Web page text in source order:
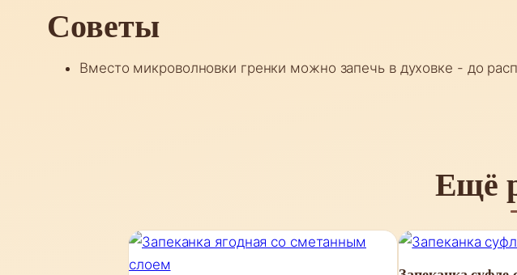
Советы
Вместо микроволновки гренки можно запечь в духовке - до
Ещё